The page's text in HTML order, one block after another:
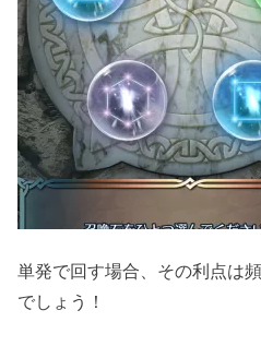
単発で回す場合、その利点は
でしょう！